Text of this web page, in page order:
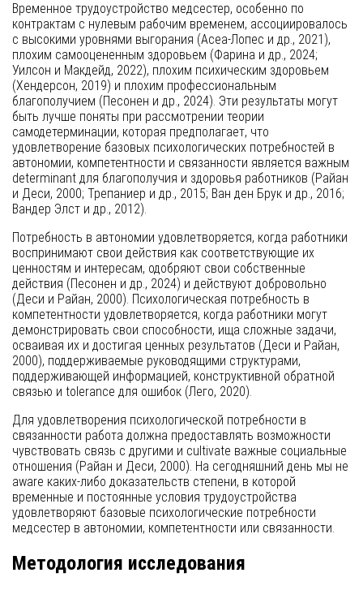
Временное трудоустройство медсестер, особенно по
контрактам с нулевым рабочим временем, ассоциировалось
с высокими уровнями выгорания (Асеа-Лопес и др., 2021),
плохим самооцененным здоровьем (Фарина и др., 2024;
Уилсон и Макдейд, 2022), плохим психическим здоровьем
(Хендерсон, 2019) и плохим профессиональным
благополучием (Песонен и др., 2024). Эти результаты могут
быть лучше поняты при рассмотрении теории
самодетерминации, которая предполагает, что
удовлетворение базовых психологических потребностей в
автономии, компетентности и связанности является важным
determinant для благополучия и здоровья работников (Райан
и Деси, 2000; Трепаниер и др., 2015; Ван ден Брук и др., 2016;
Вандер Элст и др., 2012).
Потребность в автономии удовлетворяется, когда работники
воспринимают свои действия как соответствующие их
ценностям и интересам, одобряют свои собственные
действия (Песонен и др., 2024) и действуют добровольно
(Деси и Райан, 2000). Психологическая потребность в
компетентности удовлетворяется, когда работники могут
демонстрировать свои способности, ища сложные задачи,
осваивая их и достигая ценных результатов (Деси и Райан,
2000), поддерживаемые руководящими структурами,
поддерживающей информацией, конструктивной обратной
связью и tolerance для ошибок (Лего, 2020).
Для удовлетворения психологической потребности в
связанности работа должна предоставлять возможности
чувствовать связь с другими и cultivate важные социальные
отношения (Райан и Деси, 2000). На сегодняшний день мы не
aware каких-либо доказательств степени, в которой
временные и постоянные условия трудоустройства
удовлетворяют базовые психологические потребности
медсестер в автономии, компетентности или связанности.
Методология исследования